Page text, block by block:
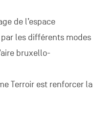
de l’espace
les différents modes
bruxello-
Terroir est renforcer la